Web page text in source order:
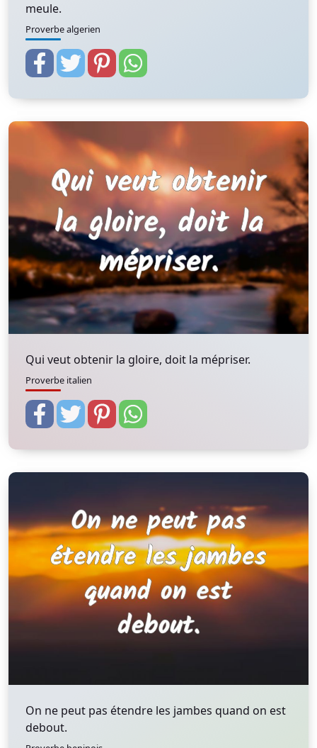
meule.
Proverbe algerien
Qui veut obtenir la gloire, doit la mépriser.
Proverbe italien
On ne peut pas étendre les jambes quand on est
debout.